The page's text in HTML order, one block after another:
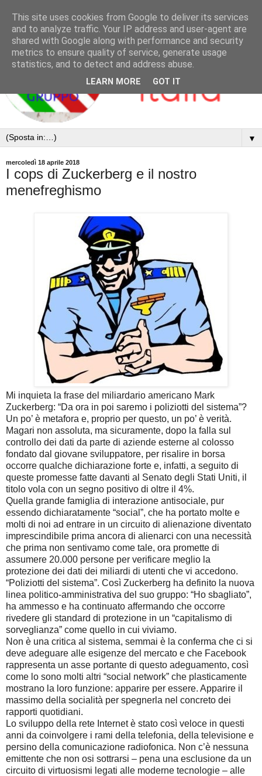
▼
mercoledì 18 aprile 2018
I cops di Zuckerberg e il nostro
menefreghismo
Mi inquieta la frase del miliardario americano Mark
Zuckerberg: “Da ora in poi saremo i poliziotti del sistema”?
Un po’ è metafora e, proprio per questo, un po’ è verità.
Magari non assoluta, ma sicuramente, dopo la falla sul
controllo dei dati da parte di aziende esterne al colosso
fondato dal giovane sviluppatore, per risalire in borsa
occorre qualche dichiarazione forte e, infatti, a seguito di
queste promesse fatte davanti al Senato degli Stati Uniti, il
titolo vola con un segno positivo di oltre il 4%.
Quella grande famiglia di interazione antisociale, pur
essendo dichiaratamente “social”, che ha portato molte e
molti di noi ad entrare in un circuito di alienazione diventato
imprescindibile prima ancora di alienarci con una necessità
che prima non sentivamo come tale, ora promette di
assumere 20.000 persone per verificare meglio la
protezione dei dati dei miliardi di utenti che vi accedono.
“Poliziotti del sistema”. Così Zuckerberg ha definito la nuova
linea politico-amministrativa del suo gruppo: “Ho sbagliato”,
ha ammesso e ha continuato affermando che occorre
rivedere gli standard di protezione in un “capitalismo di
sorveglianza” come quello in cui viviamo.
Non è una critica al sistema, semmai è la conferma che ci si
deve adeguare alle esigenze del mercato e che Facebook
rappresenta un asse portante di questo adeguamento, così
come lo sono molti altri “social network” che plasticamente
mostrano la loro funzione: apparire per essere. Apparire il
massimo della socialità per spegnerla nel concreto dei
rapporti quotidiani.
Lo sviluppo della rete Internet è stato così veloce in questi
anni da coinvolgere i rami della telefonia, della televisione e
persino della comunicazione radiofonica. Non c’è nessuna
emittente che non osi sottrarsi – pena una esclusione da un
circuito di virtuosismi legati alle moderne tecnologie – alle
This site uses cookies from Google to deliver its services
and to analyze traffic. Your IP address and user-agent are
shared with Google along with performance and security
metrics to ensure quality of service, generate usage
statistics, and to detect and address abuse.
LEARN MORE GOT IT